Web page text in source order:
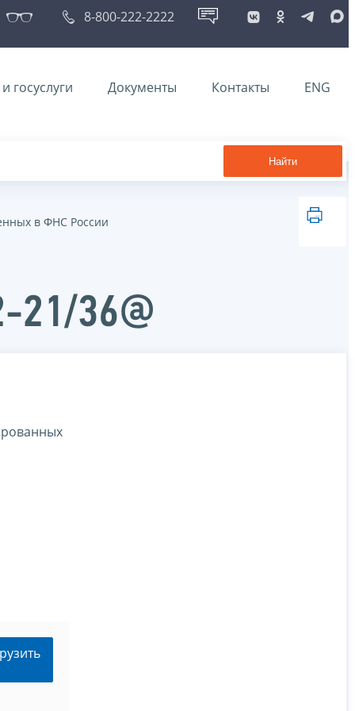
8-800-222-2222
госуслуги Документы Контакты ENG
Найти
в ФНС России
21/36@